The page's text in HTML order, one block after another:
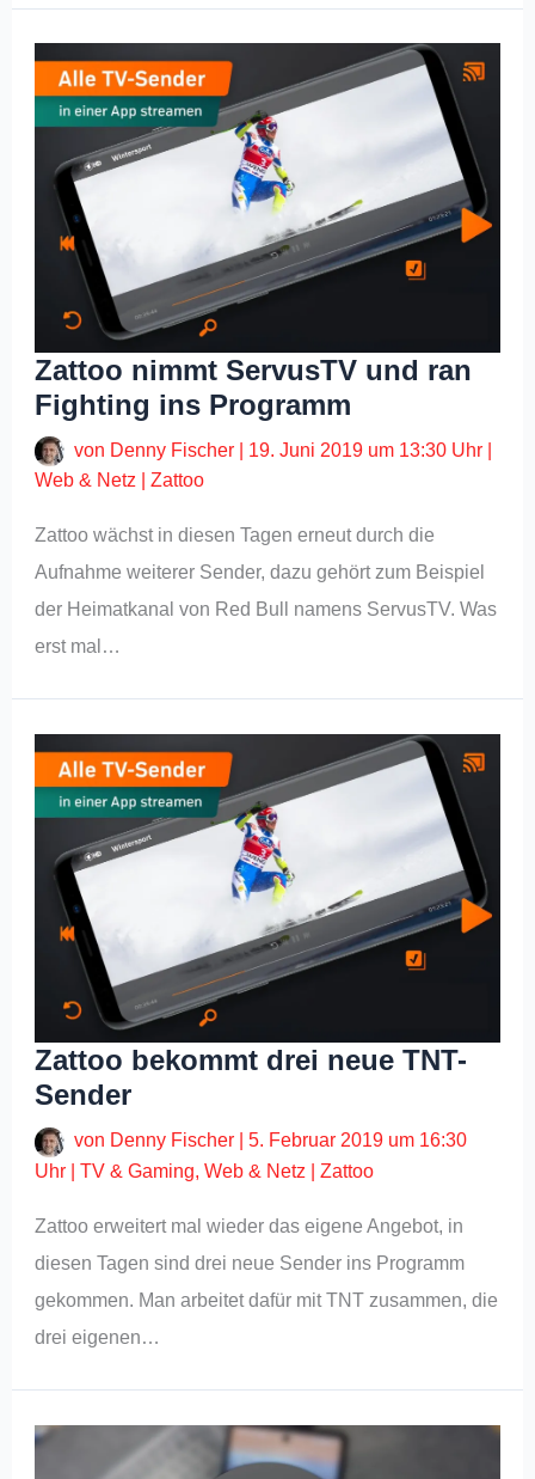
Zattoo nimmt ServusTV und ran
Fighting ins Programm
von Denny Fischer 19. Juni 2019 um 13:30 Uhr
Web & Netz |Zattoo
Zattoo wächst in diesen Tagen erneut durch die
Aufnahme weiterer Sender, dazu gehört zum Beispiel
der Heimatkanal von Red Bull namens ServusTV. Was
erst mal…
Zattoo bekommt drei neue TNT-
Sender
von Denny Fischer |5. Februar 2019 um 16:30
Uhr |TV & Gaming,Web & Netz |Zattoo
Zattoo erweitert mal wieder das eigene Angebot, in
diesen Tagen sind drei neue Sender ins Programm
gekommen. Man arbeitet dafür mit TNT zusammen, die
drei eigenen…